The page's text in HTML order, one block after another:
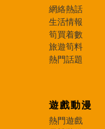
網絡熱話
生活情報
筍買着數
旅遊筍料
熱門話題
遊戲動漫
熱門遊戲